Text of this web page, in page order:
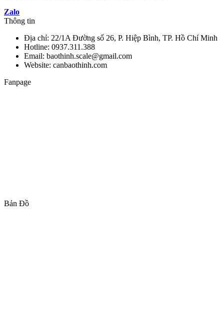
Zalo
Thông tin
Địa chỉ: 22/1A Đường số 26, P. Hiệp Bình, TP. Hồ Chí Minh
Hotline: 0937.311.388
Email: baothinh.scale@gmail.com
Website: canbaothinh.com
Fanpage
Bản Đồ